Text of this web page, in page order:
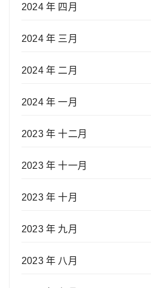
2024 年 四月
2024 年 三月
2024 年 二月
2024 年 一月
2023 年 十二月
2023 年 十一月
2023 年 十月
2023 年 九月
2023 年 八月